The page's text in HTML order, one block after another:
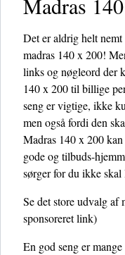
Madras
Det er aldrig helt
madras 140 x 200!
links og nøgleord der
140 x 200 til billige
seng er vigtige, ikke
men også fordi den
Madras 140 x 200
gode og tilbuds-
sørger for du ikke
Se det store udvalg af
sponsoreret link)
En god seng er